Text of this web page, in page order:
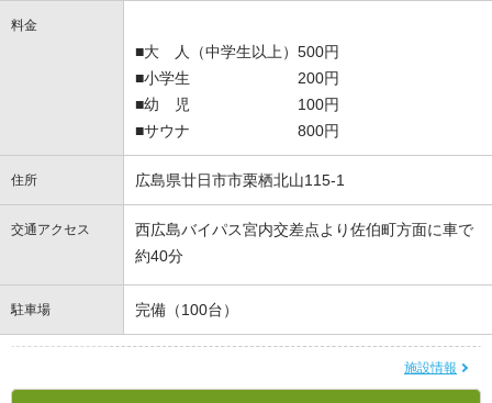
料金
■大 人（中学生以上）500円
■小学生 200円
■幼 児 100円
■サウナ 800円
住所 広島県廿日市市栗栖北山115-1
交通アクセス
西広島バイパス宮内交差点より佐伯町方面に車で
約40分
駐車場 完備（100台）
施設情報